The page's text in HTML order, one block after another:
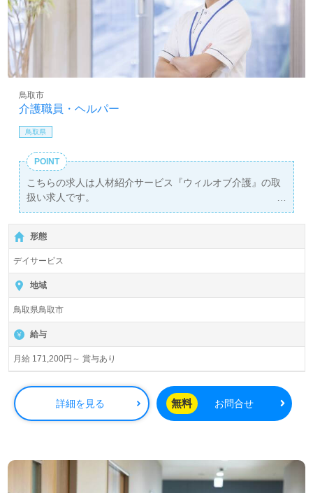
介護職員・ヘルパー
鳥取市
鳥取県
POINT
こちらの求人は人材紹介サービス『ウィルオブ介護』の取
扱い求人です。
詳細に関してお気軽にご相談ください♪
【無料】で皆さんの転職活動をサポートいたします。
形態
デイサービス
地域
鳥取県鳥取市
給与
月給 171,200円～ 賞与あり
詳細を見る 無料 お問合せ